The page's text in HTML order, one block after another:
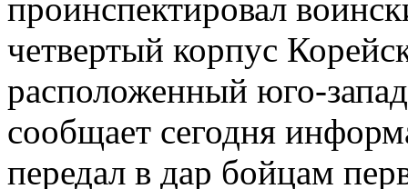
проинспектировал
четвертый корпус
расположенный юго-
сообщает сегодня
передал в дар бойцам